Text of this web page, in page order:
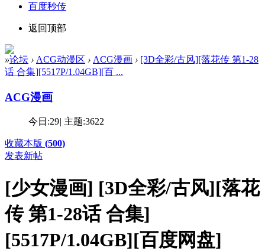
百度秒传
返回顶部
»论坛 › ACG动漫区 › ACG漫画 › [3D全彩/古风][落花传 第1-28
话 合集][5517P/1.04GB][百 ...
ACG漫画
今日:29| 主题:3622
收藏本版 (500)
发表新帖
[少女漫画] [3D全彩/古风][落花
传 第1-28话 合集]
[5517P/1.04GB][百度网盘]